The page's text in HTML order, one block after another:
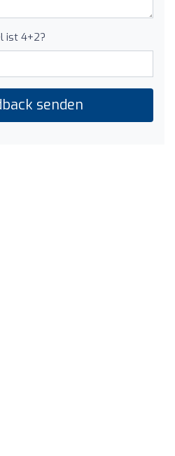
ist 4+2?
senden